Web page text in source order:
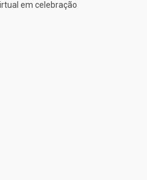
em celebração